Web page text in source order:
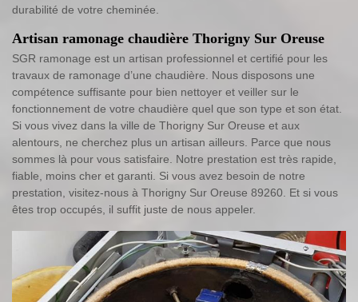
durabilité de votre cheminée.
Artisan ramonage chaudière Thorigny Sur Oreuse
SGR ramonage est un artisan professionnel et certifié pour les
travaux de ramonage d’une chaudière. Nous disposons une
compétence suffisante pour bien nettoyer et veiller sur le
fonctionnement de votre chaudière quel que son type et son état.
Si vous vivez dans la ville de Thorigny Sur Oreuse et aux
alentours, ne cherchez plus un artisan ailleurs. Parce que nous
sommes là pour vous satisfaire. Notre prestation est très rapide,
fiable, moins cher et garanti. Si vous avez besoin de notre
prestation, visitez-nous à Thorigny Sur Oreuse 89260. Et si vous
êtes trop occupés, il suffit juste de nous appeler.